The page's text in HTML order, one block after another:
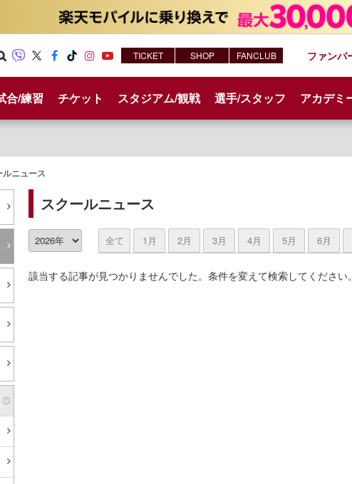
am e
合/練習 チケット スタジアム/観戦 選手/スタッフ アカデミ
ファンパ
TICKET SHOP FANCLUB
ルニュース
スクールニュース
全て 1月 2月 3月 4月 5月 6月
該当する記事が見つかりませんでした。条件を変えて検索してください。